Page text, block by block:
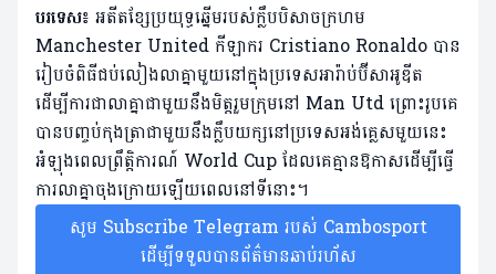
បរទេស៖ អតីតខ្សែប្រយុទ្ធឆ្នើមរបស់ក្លឹបបិសាចក្រហម
Manchester United កីឡាករ Cristiano Ronaldo បាន
រៀបចំពិធីជប់លៀងលាគ្នាមួយនៅក្នុងប្រទេសអារ៉ាប់ប៊ីសាអូឌីត
ដើម្បីការជាលាគ្នាជាមួយនឹងមិត្តរួមក្រុមនៅ Man Utd ព្រោះរូបគេ
បានបញ្ចប់កុងត្រាជាមួយនឹងក្លឹបយក្សនៅប្រទេសអង់គ្លេសមួយនេះ
អំឡុងពេលព្រឹត្តិការណ៍ World Cup ដែលគេគ្មានឱកាសដើម្បីធ្វើ
ការលាគ្នាចុងក្រោយឡើយពេលនៅទីនោះ។
សូម Subscribe Telegram របស់ Cambosport
ដើម្បីទទួលបានព័ត៌មានឆាប់រហ័ស